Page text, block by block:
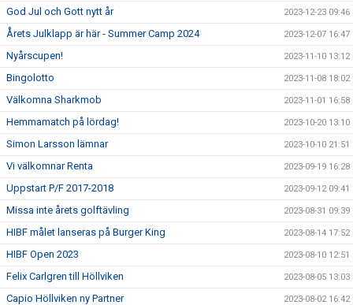
God Jul och Gott nytt år 2023-12-23 09:46
Årets Julklapp är här - Summer Camp 2024 2023-12-07 16:47
Nyårscupen! 2023-11-10 13:12
Bingolotto 2023-11-08 18:02
Välkomna Sharkmob 2023-11-01 16:58
Hemmamatch på lördag! 2023-10-20 13:10
Simon Larsson lämnar 2023-10-10 21:51
Vi välkomnar Renta 2023-09-19 16:28
Uppstart P/F 2017-2018 2023-09-12 09:41
Missa inte årets golftävling 2023-08-31 09:39
HIBF målet lanseras på Burger King 2023-08-14 17:52
HIBF Open 2023 2023-08-10 12:51
Felix Carlgren till Höllviken 2023-08-05 13:03
Capio Höllviken ny Partner 2023-08-02 16:42